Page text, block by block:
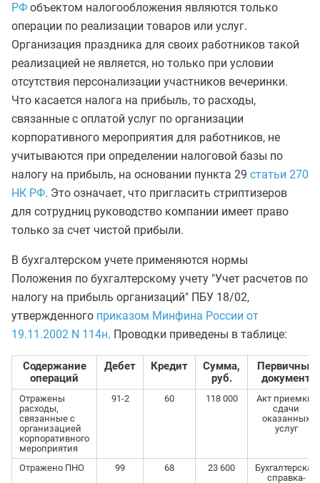
РФ объектом налогообложения являются только
операции по реализации товаров или услуг.
Организация праздника для своих работников такой
реализацией не является, но только при условии
отсутствия персонализации участников вечеринки.
Что касается налога на прибыль, то расходы,
связанные с оплатой услуг по организации
корпоративного мероприятия для работников, не
учитываются при определении налоговой базы по
налогу на прибыль, на основании пункта 29 статьи 270
НК РФ. Это означает, что пригласить стриптизеров
для сотрудниц руководство компании имеет право
только за счет чистой прибыли.
В бухгалтерском учете применяются нормы
Положения по бухгалтерскому учету "Учет расчетов по
налогу на прибыль организаций" ПБУ 18/02,
утвержденного приказом Минфина России от
19.11.2002 N 114н. Проводки приведены в таблице:
Содержание
операций
Дебет Кредит
Сумма,
руб.
Первичный
документ
Отражены
расходы,
связанные с
организацией
корпоративного
мероприятия
91-2 60 118 000
Акт приемки-
сдачи
оказанных
услуг
Отражено ПНО
99 68 23 600
Бухгалтерская
справка-